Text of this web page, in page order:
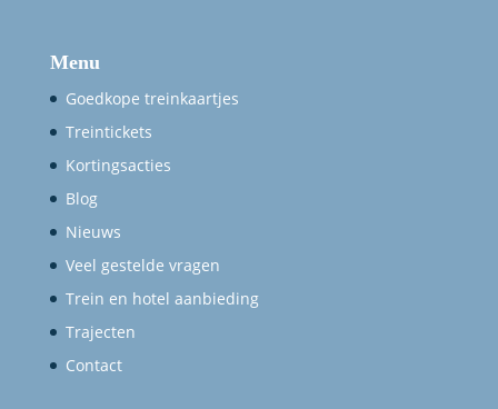
Menu
Goedkope treinkaartjes
Treintickets
Kortingsacties
Blog
Nieuws
Veel gestelde vragen
Trein en hotel aanbieding
Trajecten
Contact